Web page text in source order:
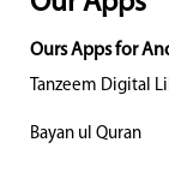
Ours Apps for
Tanzeem Digital
Bayan ul Quran